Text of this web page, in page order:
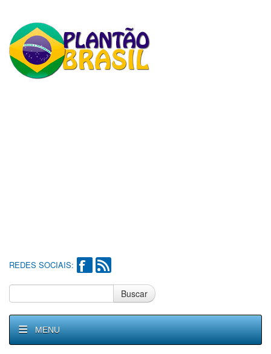
REDES SOCIAIS:
Buscar
MENU